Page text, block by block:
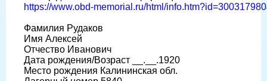
https://www.obd-memorial.ru/html/
Фамилия Рудаков
Имя Алексей
Отчество Иванович
Дата рождения/Возраст __.__.1920
Место рождения Калининская обл.